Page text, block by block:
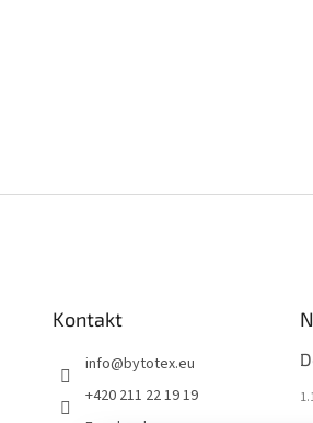
Kontakt
info@bytotex.eu
+420 211 22 19 19